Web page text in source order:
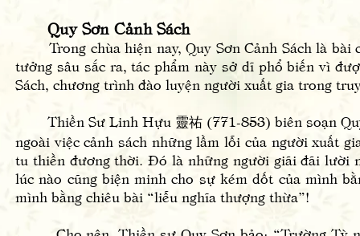
Quy Sơn Cảnh Sách
Trong chùa hiện nay, Quy Sơn Cảnh Sách là bài
tưởng sâu sắc ra, tác phẩm này sở dĩ phổ biến vì
Sách, chương trình đào luyện người xuất gia trong
Thiền Sư Linh Hựu 靈祐 (771-853) biên soạn
ngoài việc cảnh sách những lầm lỗi của người xuất
tu thiền đương thời. Đó là những người giãi đãi lười
lúc nào cũng biện minh cho sự kém dốt của mình
mình bằng chiêu bài “liễu nghĩa thượng thừa”!